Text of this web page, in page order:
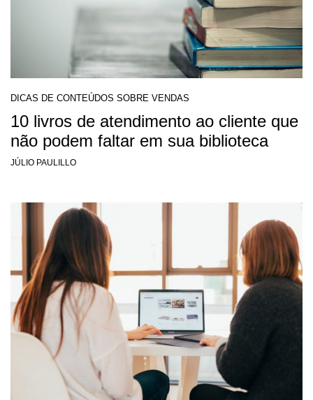
DICAS DE CONTEÚDOS SOBRE VENDAS
10 livros de atendimento ao cliente que
não podem faltar em sua biblioteca
JÚLIO PAULILLO